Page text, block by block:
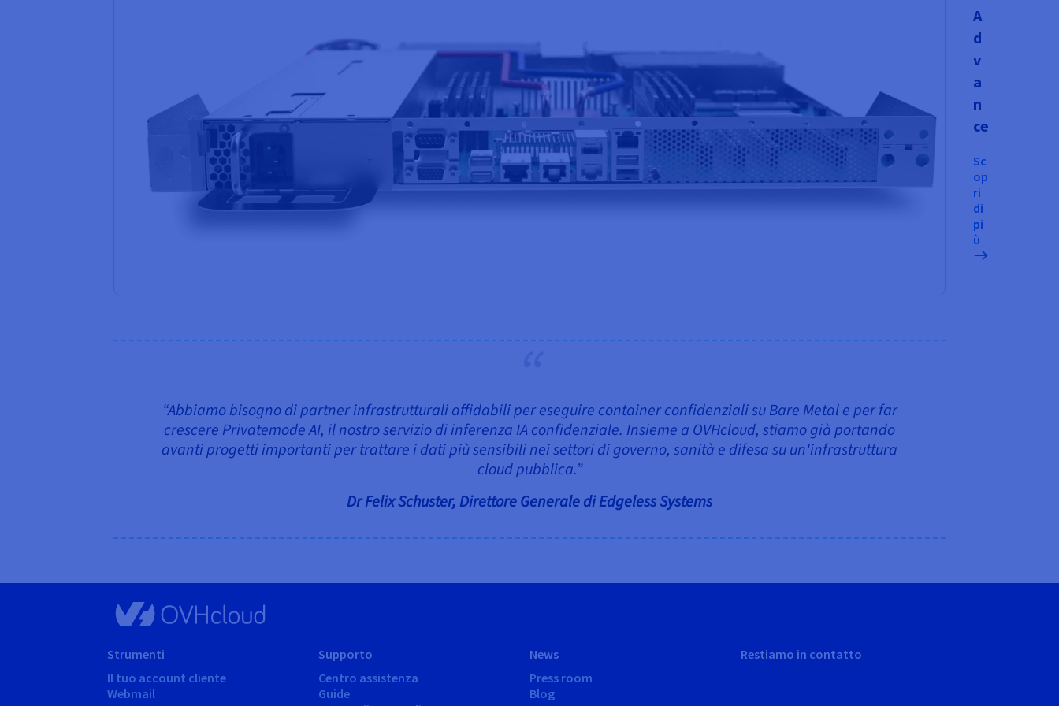
A
d
v
a
n
ce
Sc
op
ri
di
pi
ù
“Abbiamo bisogno di partner infrastrutturali affidabili per eseguire container confidenziali su Bare Metal e per far
crescere Privatemode AI, il nostro servizio di inferenza IA confidenziale. Insieme a OVHcloud, stiamo già portando
avanti progetti importanti per trattare i dati più sensibili nei settori di governo, sanità e difesa su un'infrastruttura
cloud pubblica.”
Dr Felix Schuster, Direttore Generale di Edgeless Systems
Strumenti
Il tuo account cliente
Webmail
Supporto
Centro assistenza
Guide
News
Press room
Blog
Restiamo in contatto